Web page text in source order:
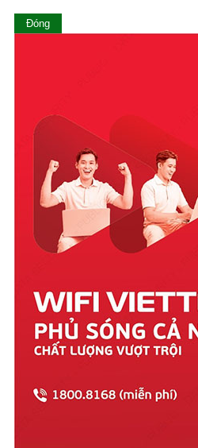
Quảng Ngãi
Quảng Ninh
Quảng Trị
Sóc Trăng
Sơn La
Tây Ninh
Thái Bình
Thái Nguyên
Thừa Thiên Huế
Tiền Giang
Trà Vinh
Tuyên Quang
Vĩnh Phúc
Vũng Tàu
Đóng